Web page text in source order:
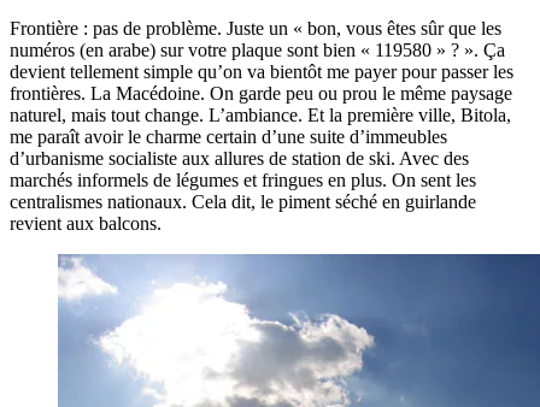
Frontière : pas de problème. Juste un « bon, vous êtes sûr que les
numéros (en arabe) sur votre plaque sont bien « 119580 » ? ». Ça
devient tellement simple qu’on va bientôt me payer pour passer les
frontières. La Macédoine. On garde peu ou prou le même paysage
naturel, mais tout change. L’ambiance. Et la première ville, Bitola,
me paraît avoir le charme certain d’une suite d’immeubles
d’urbanisme socialiste aux allures de station de ski. Avec des
marchés informels de légumes et fringues en plus. On sent les
centralismes nationaux. Cela dit, le piment séché en guirlande
revient aux balcons.